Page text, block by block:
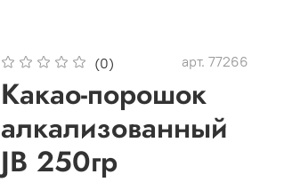
(0) арт. 77266
Какао-порошок
алкализованный
JB 250гр